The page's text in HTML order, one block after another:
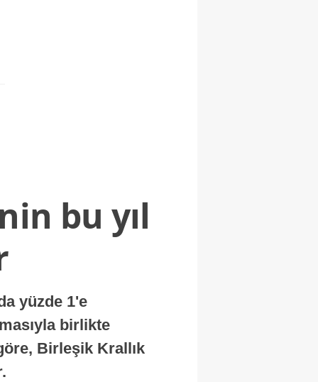
bu yıl
yüzde 1'e
birlikte
Birleşik Krallık